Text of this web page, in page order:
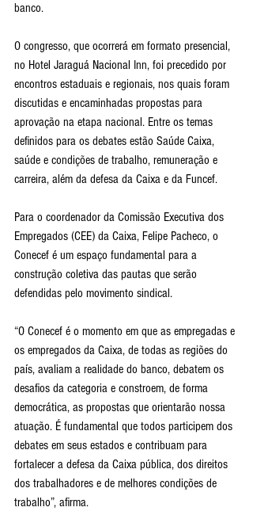
banco.
O congresso, que ocorrerá em formato presencial,
no Hotel Jaraguá Nacional Inn, foi precedido por
encontros estaduais e regionais, nos quais foram
discutidas e encaminhadas propostas para
aprovação na etapa nacional. Entre os temas
definidos para os debates estão Saúde Caixa,
saúde e condições de trabalho, remuneração e
carreira, além da defesa da Caixa e da Funcef.
Para o coordenador da Comissão Executiva dos
Empregados (CEE) da Caixa, Felipe Pacheco, o
Conecef é um espaço fundamental para a
construção coletiva das pautas que serão
defendidas pelo movimento sindical.
“O Conecef é o momento em que as empregadas e
os empregados da Caixa, de todas as regiões do
país, avaliam a realidade do banco, debatem os
desafios da categoria e constroem, de forma
democrática, as propostas que orientarão nossa
atuação. É fundamental que todos participem dos
debates em seus estados e contribuam para
fortalecer a defesa da Caixa pública, dos direitos
dos trabalhadores e de melhores condições de
trabalho”, afirma.